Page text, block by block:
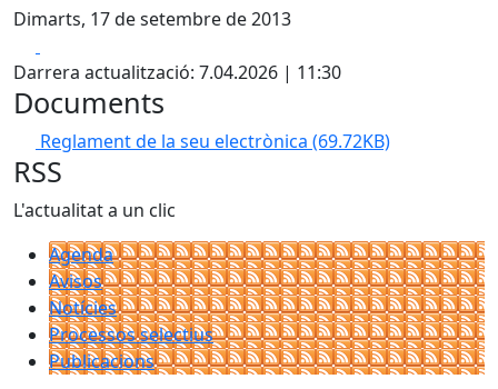
Dimarts, 17 de setembre de 2013
Darrera actualització: 7.04.2026 | 11:30
Documents
Reglament de la seu electrònica (69.72KB)
RSS
L'actualitat a un clic
Agenda
Avisos
Notícies
Processos selectius
Publicacions